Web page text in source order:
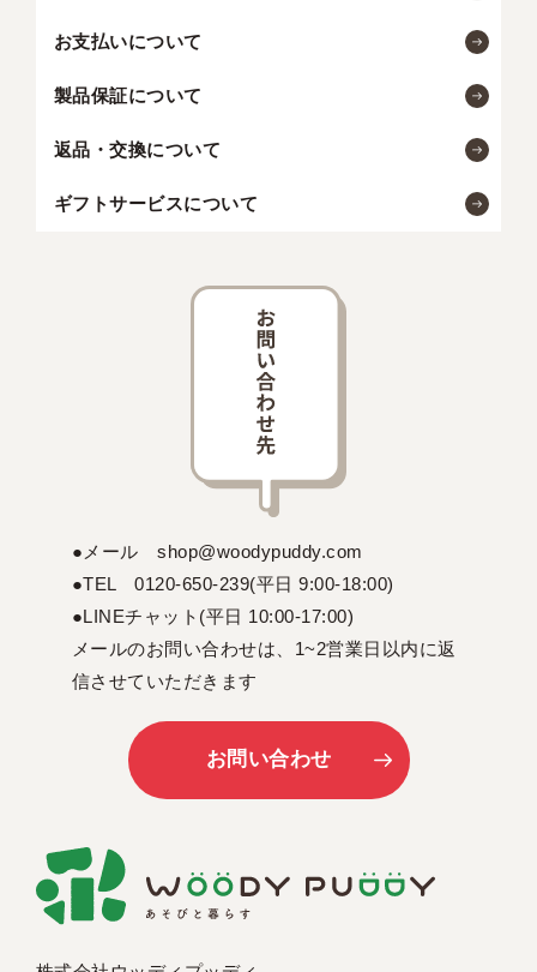
お支払いについて
製品保証について
返品・交換について
ギフトサービスについて
●メール shop@woodypuddy.com
●TEL 0120-650-239(平日 9:00-18:00)
●LINEチャット(平日 10:00-17:00)
メールのお問い合わせは、1~2営業日以内に返
信させていただきます
お問い合わせ